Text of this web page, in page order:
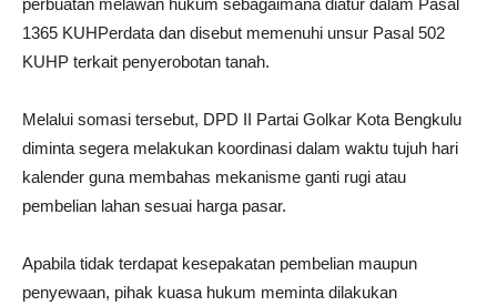
perbuatan melawan hukum sebagaimana diatur dalam Pasal
1365 KUHPerdata dan disebut memenuhi unsur Pasal 502
KUHP terkait penyerobotan tanah.
Melalui somasi tersebut, DPD II Partai Golkar Kota Bengkulu
diminta segera melakukan koordinasi dalam waktu tujuh hari
kalender guna membahas mekanisme ganti rugi atau
pembelian lahan sesuai harga pasar.
Apabila tidak terdapat kesepakatan pembelian maupun
penyewaan, pihak kuasa hukum meminta dilakukan